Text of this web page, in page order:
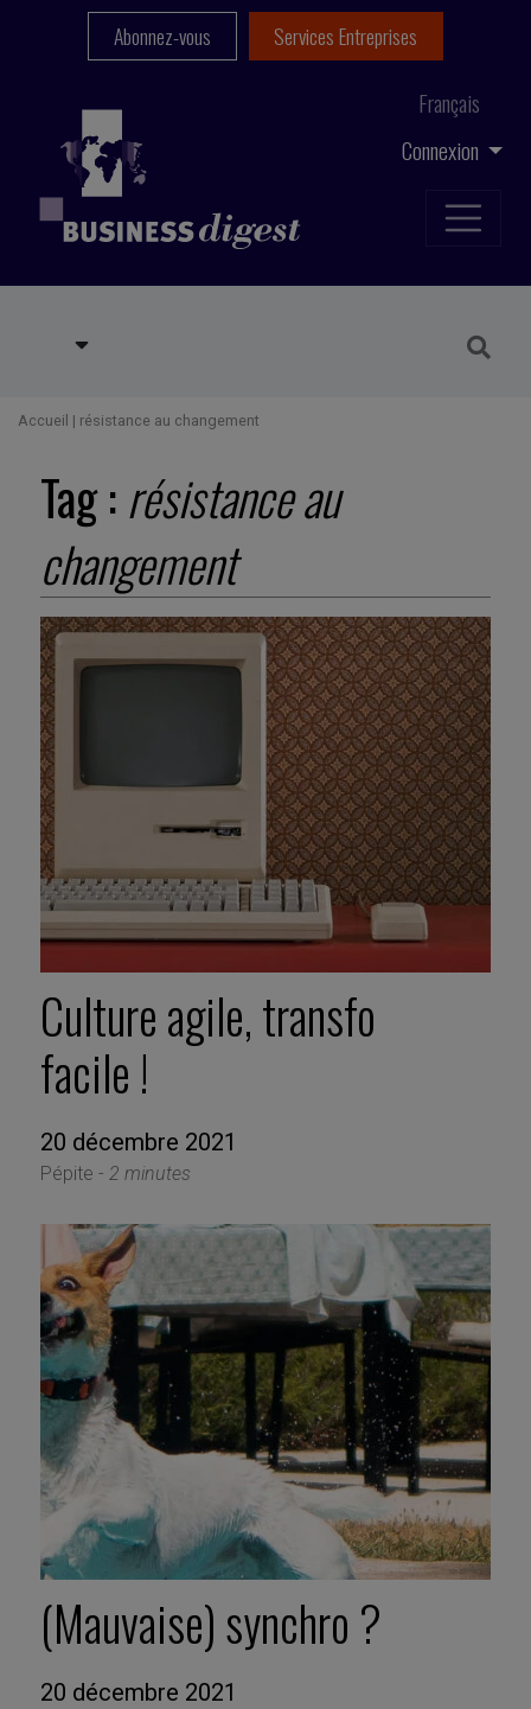
Connexion
Français
Abonnez-vous Services Entreprises
Accueil | résistance au changement
Tag :résistance au
changement
Culture agile, transfo
facile !
20 décembre 2021
Pépite - 2 minutes
(Mauvaise) synchro ?
20 décembre 2021